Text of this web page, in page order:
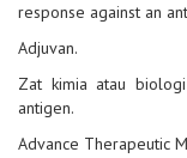
response against an
Adjuvan.
Zat kimia atau
antigen.
Advance Therapeutic